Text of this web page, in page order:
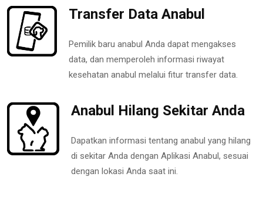
Transfer Data Anabul
Pemilik baru anabul Anda dapat mengakses
data, dan memperoleh informasi riwayat
kesehatan anabul melalui fitur transfer data.
Anabul Hilang Sekitar Anda
Dapatkan informasi tentang anabul yang hilang
di sekitar Anda dengan Aplikasi Anabul, sesuai
dengan lokasi Anda saat ini.